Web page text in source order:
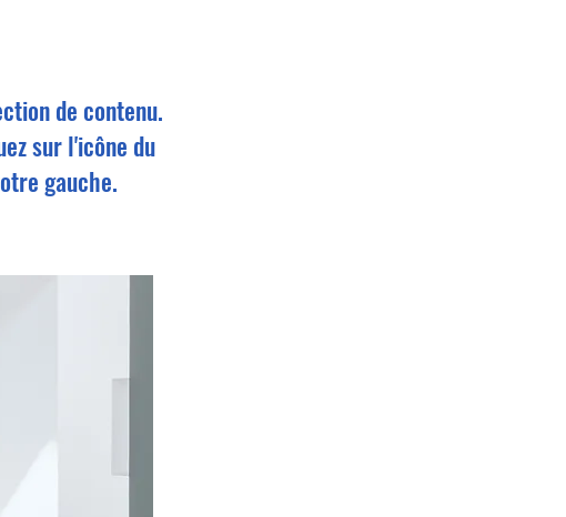
de contenu.
sur l'icône du
gauche.